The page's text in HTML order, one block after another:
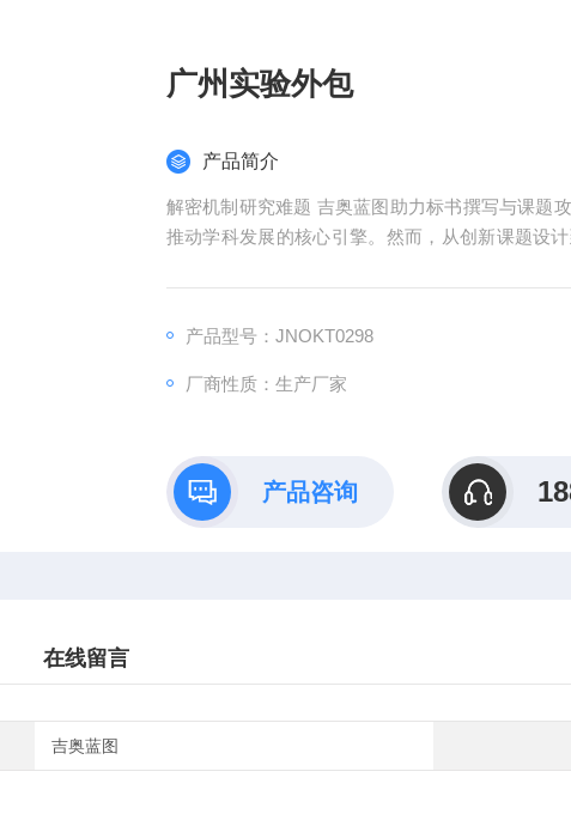
广州实验外包
产品简介
解密机制研究难题 吉奥蓝图助力标书撰写与课题
推动学科发展的核心引擎。然而，从创新课题设
化，研究者常面临三大难题：创新方向模糊、技
B）依托全链式科研平台与十年深耕经验，推出"
理论创新到数据落地的完整解决方案。
产品型号：JNOKT0298
厂商性质：生产厂家
产品咨询
在线留言
吉奥蓝图